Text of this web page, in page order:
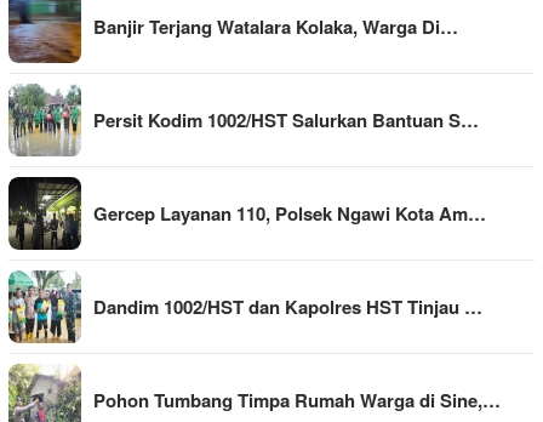
Banjir Terjang Watalara Kolaka, Warga Di…
Persit Kodim 1002/HST Salurkan Bantuan S…
Gercep Layanan 110, Polsek Ngawi Kota Am…
Dandim 1002/HST dan Kapolres HST Tinjau …
Pohon Tumbang Timpa Rumah Warga di Sine,…